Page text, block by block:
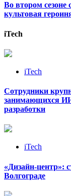
Во втором сезоне
культовая
iTech
iTech
Сотрудники
занимающихся
разработки
iTech
«Дизайн‑центр»:
Волгограде